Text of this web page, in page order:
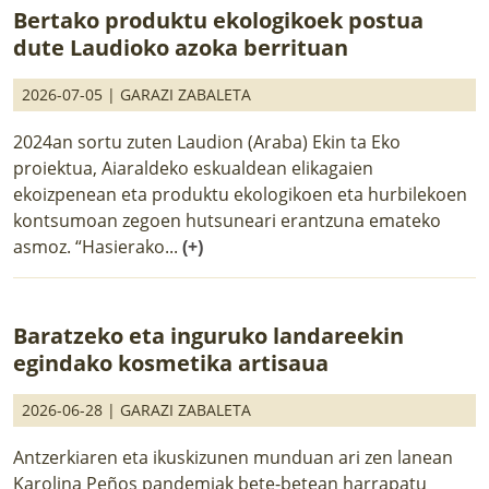
Bertako produktu ekologikoek postua
dute Laudioko azoka berrituan
2026-07-05 | GARAZI ZABALETA
2024an sortu zuten Laudion (Araba) Ekin ta Eko
proiektua, Aiaraldeko eskualdean elikagaien
ekoizpenean eta produktu ekologikoen eta hurbilekoen
kontsumoan zegoen hutsuneari erantzuna emateko
asmoz. “Hasierako... (+)
Baratzeko eta inguruko landareekin
egindako kosmetika artisaua
2026-06-28 | GARAZI ZABALETA
Antzerkiaren eta ikuskizunen munduan ari zen lanean
Karolina Peños pandemiak bete-betean harrapatu